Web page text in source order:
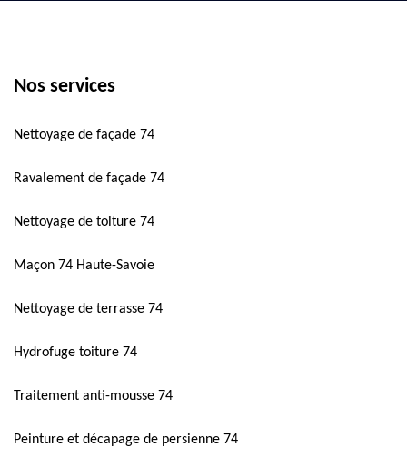
Nos services
Nettoyage de façade 74
Ravalement de façade 74
Nettoyage de toiture 74
Maçon 74 Haute-Savoie
Nettoyage de terrasse 74
Hydrofuge toiture 74
Traitement anti-mousse 74
Peinture et décapage de persienne 74